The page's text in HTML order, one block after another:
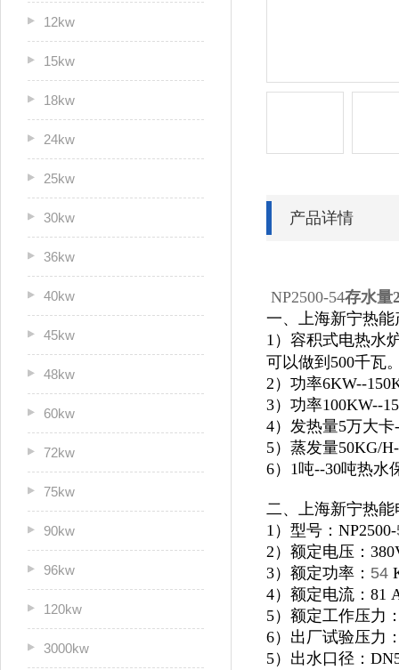
12kw
15kw
18kw
24kw
25kw
30kw
36kw
40kw
45kw
48kw
60kw
72kw
75kw
90kw
96kw
120kw
3000kw
产品详情
NP2500-54存水量
一、上海新宁热
1）容积式电热水
可以做到500千瓦
2）功率6KW--
3）功率100KW--
4）发热量5万大
5）蒸发量50KG/
6）1吨--30吨热水
二、上海新宁热
1）型号：NP2500-
2）额定电压：
3）额定功率： 54
4）额定电流：81
5）额定工作压力
6）出厂试验压力
5）出水口径：